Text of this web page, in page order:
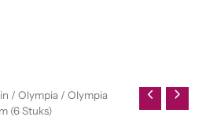
/Olympia / Olympia
(6 Stuks)